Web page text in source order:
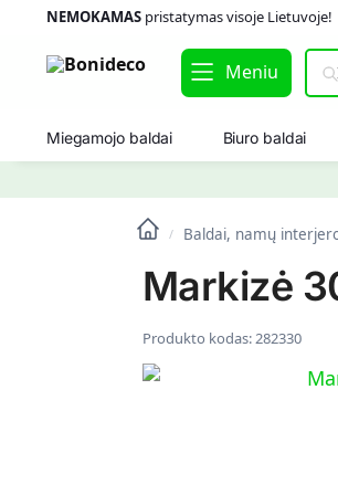
NEMOKAMASpristatymas visoje Lietuvoje!
Meniu
Miegamojo baldai Biuro baldai
/ Baldai, namų
Markizė
Produkto kodas:282330